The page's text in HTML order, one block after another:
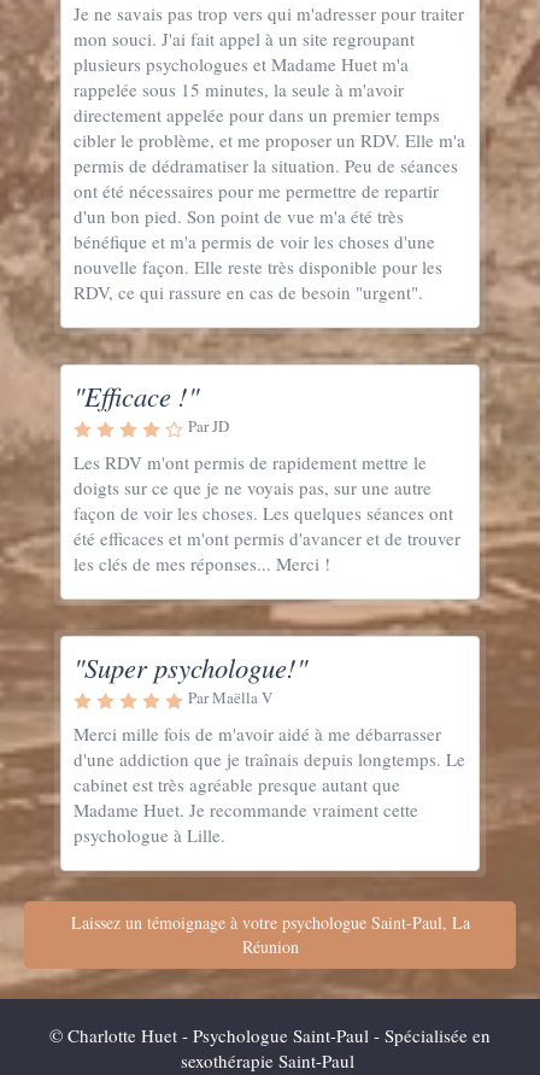
Je ne savais pas trop vers qui m'adresser pour traiter
mon souci. J'ai fait appel à un site regroupant
plusieurs psychologues et Madame Huet m'a
rappelée sous 15 minutes, la seule à m'avoir
directement appelée pour dans un premier temps
cibler le problème, et me proposer un RDV. Elle m'a
permis de dédramatiser la situation. Peu de séances
ont été nécessaires pour me permettre de repartir
d'un bon pied. Son point de vue m'a été très
bénéfique et m'a permis de voir les choses d'une
nouvelle façon. Elle reste très disponible pour les
RDV, ce qui rassure en cas de besoin "urgent".
"Efficace !"
Par JD
Les RDV m'ont permis de rapidement mettre le
doigts sur ce que je ne voyais pas, sur une autre
façon de voir les choses. Les quelques séances ont
été efficaces et m'ont permis d'avancer et de trouver
les clés de mes réponses... Merci !
"Super psychologue!"
Par Maëlla V
Merci mille fois de m'avoir aidé à me débarrasser
d'une addiction que je traînais depuis longtemps. Le
cabinet est très agréable presque autant que
Madame Huet. Je recommande vraiment cette
psychologue à Lille.
Laissez un témoignage à votre psychologue Saint-Paul, La
Réunion
© Charlotte Huet - Psychologue Saint-Paul - Spécialisée en
sexothérapie Saint-Paul